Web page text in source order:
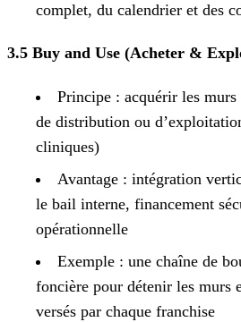
complet, du calendrier et des
3.5 Buy and Use (Acheter &
Principe : acquérir les murs
de distribution ou
cliniques)
Avantage : intégration
le bail interne, financement
opérationnelle
Exemple : une chaîne de
foncière pour détenir les murs
versés par chaque franchise